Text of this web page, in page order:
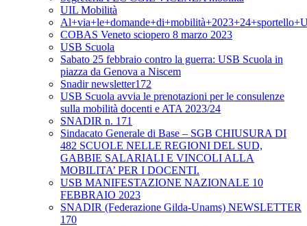
UIL Mobilità
COBAS Veneto sciopero 8 marzo 2023
USB Scuola
Sabato 25 febbraio contro la guerra: USB Scuola in
piazza da Genova a Niscem
Snadir newsletter172
USB Scuola avvia le prenotazioni per le consulenze
sulla mobilità docenti e ATA 2023/24
SNADIR n. 171
Sindacato Generale di Base – SGB CHIUSURA DI
482 SCUOLE NELLE REGIONI DEL SUD,
GABBIE SALARIALI E VINCOLI ALLA
MOBILITA’ PER I DOCENTI.
USB MANIFESTAZIONE NAZIONALE 10
FEBBRAIO 2023
SNADIR (Federazione Gilda-Unams) NEWSLETTER
170